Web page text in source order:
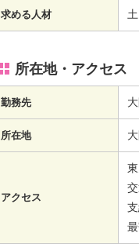
求める人材
所在地・アクセス
勤務先
所在地
アクセス